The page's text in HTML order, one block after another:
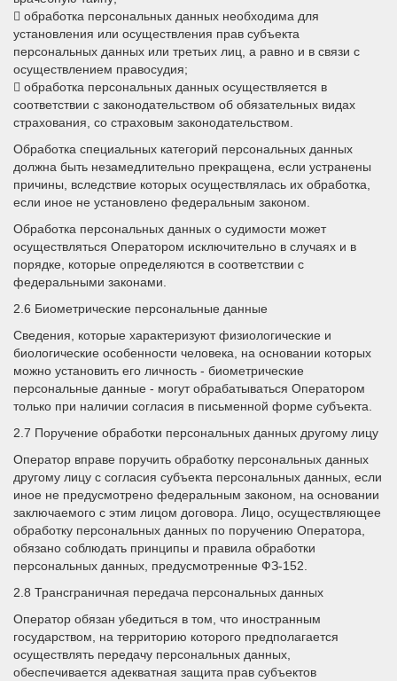
 обработка персональных данных необходима для
установления или осуществления прав субъекта
персональных данных или третьих лиц, а равно и в связи с
осуществлением правосудия;
 обработка персональных данных осуществляется в
соответствии с законодательством об обязательных видах
страхования, со страховым законодательством.
Обработка специальных категорий персональных данных
должна быть незамедлительно прекращена, если устранены
причины, вследствие которых осуществлялась их обработка,
если иное не установлено федеральным законом.
Обработка персональных данных о судимости может
осуществляться Оператором исключительно в случаях и в
порядке, которые определяются в соответствии с
федеральными законами.
2.6 Биометрические персональные данные
Сведения, которые характеризуют физиологические и
биологические особенности человека, на основании которых
можно установить его личность - биометрические
персональные данные - могут обрабатываться Оператором
только при наличии согласия в письменной форме субъекта.
2.7 Поручение обработки персональных данных другому лицу
Оператор вправе поручить обработку персональных данных
другому лицу с согласия субъекта персональных данных, если
иное не предусмотрено федеральным законом, на основании
заключаемого с этим лицом договора. Лицо, осуществляющее
обработку персональных данных по поручению Оператора,
обязано соблюдать принципы и правила обработки
персональных данных, предусмотренные ФЗ-152.
2.8 Трансграничная передача персональных данных
Оператор обязан убедиться в том, что иностранным
государством, на территорию которого предполагается
осуществлять передачу персональных данных,
обеспечивается адекватная защита прав субъектов